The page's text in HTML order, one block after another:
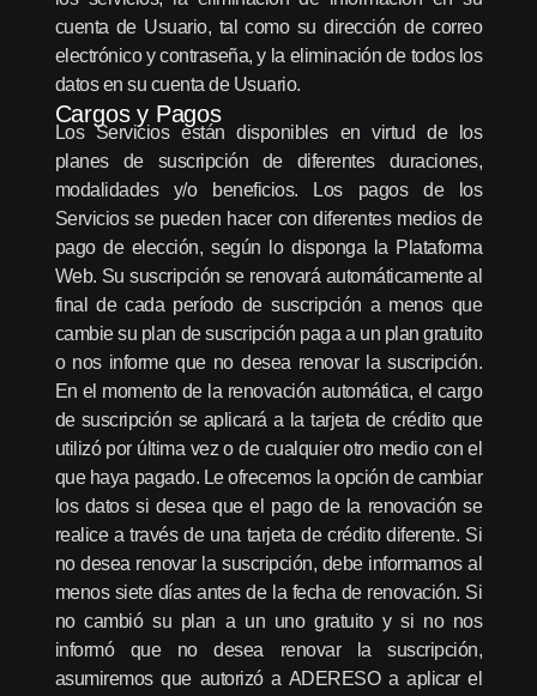
cuenta de Usuario, tal como su dirección de correo
electrónico y contraseña, y la eliminación de todos los
datos en su cuenta de Usuario.
Cargos y Pagos
Los Servicios están disponibles en virtud de los
planes de suscripción de diferentes duraciones,
modalidades y/o beneficios. Los pagos de los
Servicios se pueden hacer con diferentes medios de
pago de elección, según lo disponga la Plataforma
Web. Su suscripción se renovará automáticamente al
final de cada período de suscripción a menos que
cambie su plan de suscripción paga a un plan gratuito
o nos informe que no desea renovar la suscripción.
En el momento de la renovación automática, el cargo
de suscripción se aplicará a la tarjeta de crédito que
utilizó por última vez o de cualquier otro medio con el
que haya pagado. Le ofrecemos la opción de cambiar
los datos si desea que el pago de la renovación se
realice a través de una tarjeta de crédito diferente. Si
no desea renovar la suscripción, debe informarnos al
menos siete días antes de la fecha de renovación. Si
no cambió su plan a un uno gratuito y si no nos
informó que no desea renovar la suscripción,
asumiremos que autorizó a ADERESO a aplicar el